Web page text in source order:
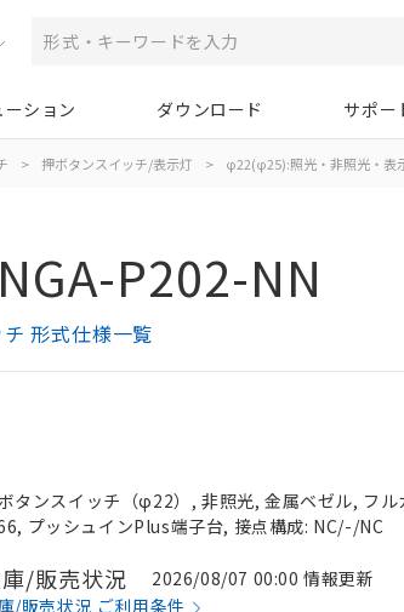
ーション ダウンロード サポー
> 押ボタンスイッチ/表示灯 > φ22(φ25):照光・非照光・表
P202-NN
形式仕様一覧
タンスイッチ（φ22）, 非照光, 金属ベゼル, フ
プッシュインPlus端子台, 接点構成: NC/-/NC
/販売状況
2026/08/07 00:00 情報更新
/販売状況 ご利用条件